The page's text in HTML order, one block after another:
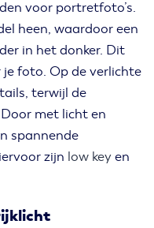
voor portretfoto’s.
heen, waardoor een
in het donker. Dit
foto. Op de verlichte
terwijl de
met licht en
spannende
zijn low keyen